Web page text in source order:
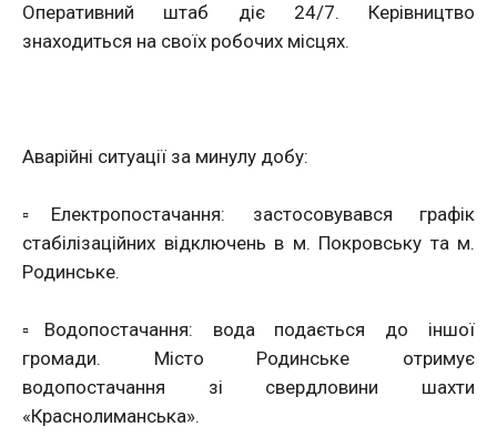
Оперативний штаб діє 24/7. Керівництво
знаходиться на своїх робочих місцях.
Аварійні ситуації за минулу добу:
▫️Електропостачання: застосовувався графік
стабілізаційних відключень в м. Покровську та м.
Родинське.
▫️Водопостачання: вода подається до іншої
громади. Місто Родинське отримує
водопостачання зі свердловини шахти
«Краснолиманська».